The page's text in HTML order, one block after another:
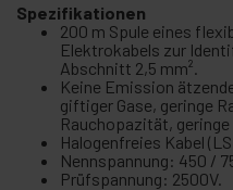
Spezifikationen
200 m Spule eines
Elektrokabels zur
Abschnitt 2,5 mm².
Keine Emission
giftiger Gase, geringe
Rauchopazität, geringe
Halogenfreies Kabel
Nennspannung: 450 /
Prüfspannung: 2500V.